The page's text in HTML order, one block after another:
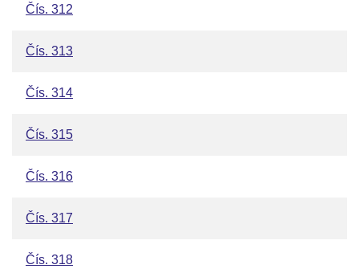
Čís. 312
Čís. 313
Čís. 314
Čís. 315
Čís. 316
Čís. 317
Čís. 318